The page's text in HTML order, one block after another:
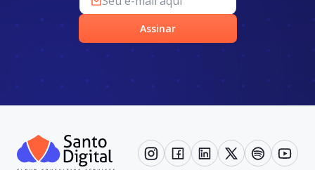
Assinar